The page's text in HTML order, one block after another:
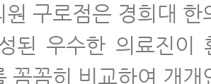
원 구로점은 경희대 한
된 우수한 의료진이
꼼꼼히 비교하여 개개